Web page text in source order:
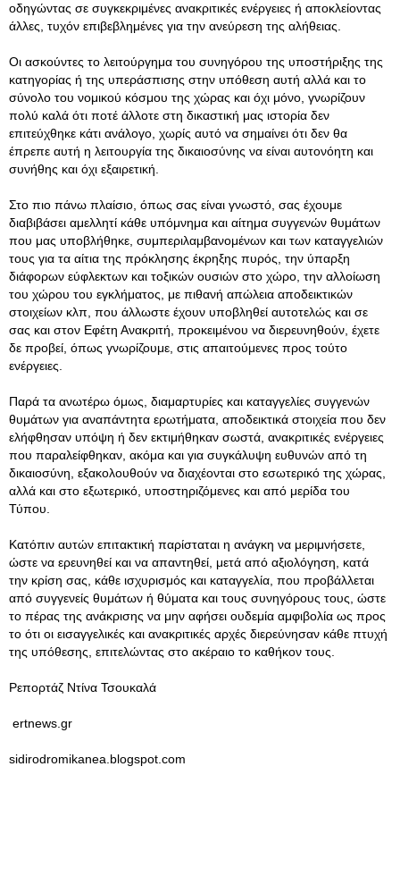
οδηγώντας σε συγκεκριμένες ανακριτικές ενέργειες ή αποκλείοντας
άλλες, τυχόν επιβεβλημένες για την ανεύρεση της αλήθειας.
Οι ασκούντες το λειτούργημα του συνηγόρου της υποστήριξης της
κατηγορίας ή της υπεράσπισης στην υπόθεση αυτή αλλά και το
σύνολο του νομικού κόσμου της χώρας και όχι μόνο, γνωρίζουν
πολύ καλά ότι ποτέ άλλοτε στη δικαστική μας ιστορία δεν
επιτεύχθηκε κάτι ανάλογο, χωρίς αυτό να σημαίνει ότι δεν θα
έπρεπε αυτή η λειτουργία της δικαιοσύνης να είναι αυτονόητη και
συνήθης και όχι εξαιρετική.
Στο πιο πάνω πλαίσιο, όπως σας είναι γνωστό, σας έχουμε
διαβιβάσει αμελλητί κάθε υπόμνημα και αίτημα συγγενών θυμάτων
που μας υποβλήθηκε, συμπεριλαμβανομένων και των καταγγελιών
τους για τα αίτια της πρόκλησης έκρηξης πυρός, την ύπαρξη
διάφορων εύφλεκτων και τοξικών ουσιών στο χώρο, την αλλοίωση
του χώρου του εγκλήματος, με πιθανή απώλεια αποδεικτικών
στοιχείων κλπ, που άλλωστε έχουν υποβληθεί αυτοτελώς και σε
σας και στον Εφέτη Ανακριτή, προκειμένου να διερευνηθούν, έχετε
δε προβεί, όπως γνωρίζουμε, στις απαιτούμενες προς τούτο
ενέργειες.
Παρά τα ανωτέρω όμως, διαμαρτυρίες και καταγγελίες συγγενών
θυμάτων για αναπάντητα ερωτήματα, αποδεικτικά στοιχεία που δεν
ελήφθησαν υπόψη ή δεν εκτιμήθηκαν σωστά, ανακριτικές ενέργειες
που παραλείφθηκαν, ακόμα και για συγκάλυψη ευθυνών από τη
δικαιοσύνη, εξακολουθούν να διαχέονται στο εσωτερικό της χώρας,
αλλά και στο εξωτερικό, υποστηριζόμενες και από μερίδα του
Τύπου.
Κατόπιν αυτών επιτακτική παρίσταται η ανάγκη να μεριμνήσετε,
ώστε να ερευνηθεί και να απαντηθεί, μετά από αξιολόγηση, κατά
την κρίση σας, κάθε ισχυρισμός και καταγγελία, που προβάλλεται
από συγγενείς θυμάτων ή θύματα και τους συνηγόρους τους, ώστε
το πέρας της ανάκρισης να μην αφήσει ουδεμία αμφιβολία ως προς
το ότι οι εισαγγελικές και ανακριτικές αρχές διερεύνησαν κάθε πτυχή
της υπόθεσης, επιτελώντας στο ακέραιο το καθήκον τους.
Ρεπορτάζ Ντίνα Τσουκαλά
ertnews.gr
sidirodromikanea.blogspot.com